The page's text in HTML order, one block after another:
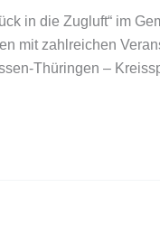
in die Zugluft“ im
mit zahlreichen
Thüringen –